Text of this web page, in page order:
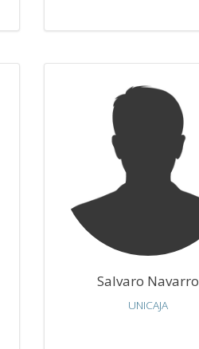
Salvaro Navarro
UNICAJA